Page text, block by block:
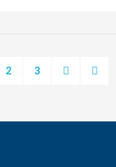
2 3